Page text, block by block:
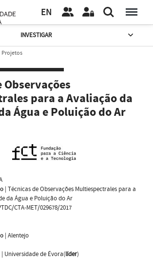
EN
INVESTIGAR
Projetos
Observações
para a Avaliação da
Água e Poluição do Ar
| Técnicas de Observações Multiespectrales para a
da Água e Poluição do Ar
CTA-MET/029678/2017
| Alentejo
| Universidade de Évora(líder)